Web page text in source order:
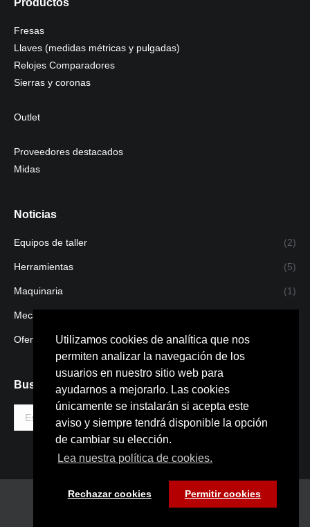
Utilizamos cookies de analítica que nos
permiten analizar la navegación de los
usuarios en nuestro sitio web para
ayudarnos a mejorarlo. Las cookies
únicamente se instalarán si acepta este
aviso y siempre tendrá disponible la opción
de cambiar su elección.
Lea nuestra política de cookies.
Rechazar cookies Permitir cookies
Productos
Fresas
Llaves (medidas métricas y pulgadas)
Relojes Comparadores
Sierras y coronas
Outlet
Proveedores destacados
Midas
Noticias
Equipos de taller (2)
Herramientas (5)
Maquinaria (1)
Mecanizado
Ofertas
Buscar
Buscar:
Copyright © 2022 · Bigarren S.L.
infosnsn@bigarrensl.com /